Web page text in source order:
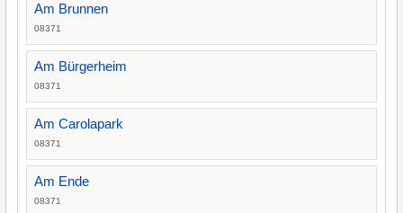
Am Brunnen
08371
Am Bürgerheim
08371
Am Carolapark
08371
Am Ende
08371